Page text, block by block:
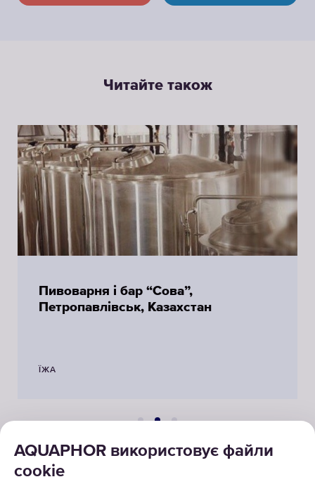
Читайте також
Пивоварня і бар “Сова”,
Петропавлівськ, Казахстан
ЇЖА
AQUAPHOR використовує файли
cookie